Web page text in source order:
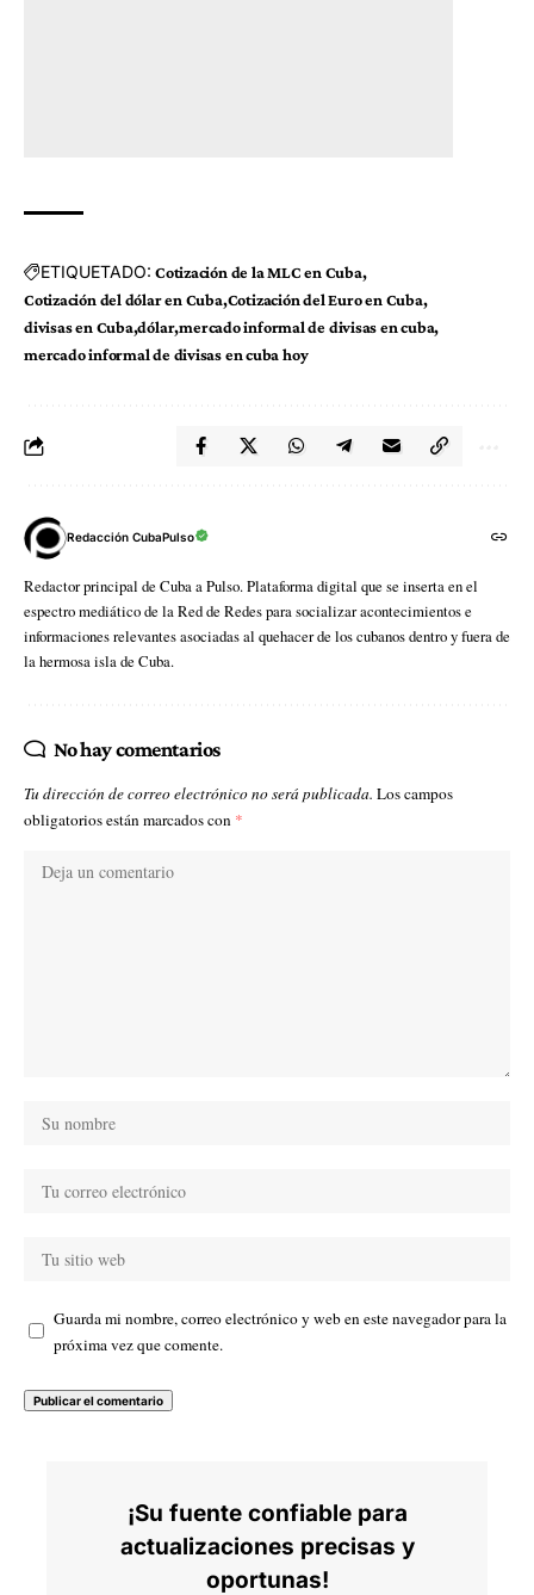
ETIQUETADO: Cotización de la MLC en Cuba
Cotización del dólar en Cuba Cotización del Euro en Cuba
divisas en Cuba dólar mercado informal de divisas en cuba
mercado informal de divisas en cuba hoy
Redacción CubaPulso
Redactor principal de Cuba a Pulso. Plataforma digital que se inserta en el
espectro mediático de la Red de Redes para socializar acontecimientos e
informaciones relevantes asociadas al quehacer de los cubanos dentro y fuera de
la hermosa isla de Cuba.
No hay comentarios
Tu dirección de correo electrónico no será publicada. Los campos
obligatorios están marcados con *
Guarda mi nombre, correo electrónico y web en este navegador para la
próxima vez que comente.
¡Su fuente confiable para
actualizaciones precisas y
oportunas!